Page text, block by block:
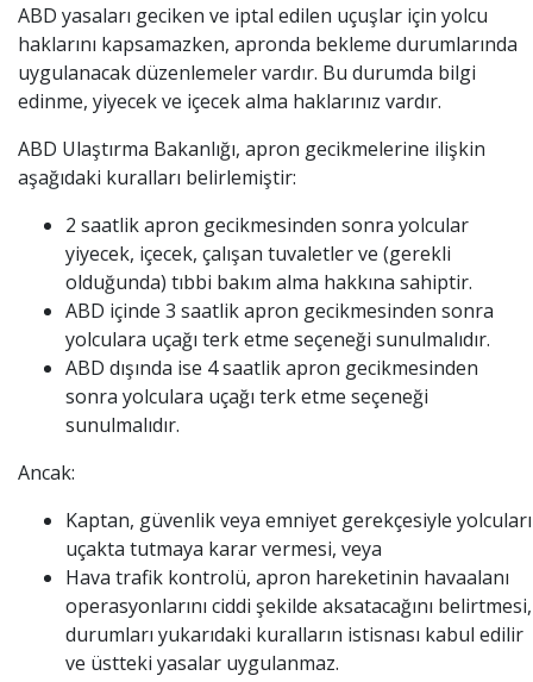
ABD yasaları geciken ve iptal edilen uçuşlar için yolcu
haklarını kapsamazken, apronda bekleme durumlarında
uygulanacak düzenlemeler vardır. Bu durumda bilgi
edinme, yiyecek ve içecek alma haklarınız vardır.
ABD Ulaştırma Bakanlığı, apron gecikmelerine ilişkin
aşağıdaki kuralları belirlemiştir:
2 saatlik apron gecikmesinden sonra yolcular
yiyecek, içecek, çalışan tuvaletler ve (gerekli
olduğunda) tıbbi bakım alma hakkına sahiptir.
ABD içinde 3 saatlik apron gecikmesinden sonra
yolculara uçağı terk etme seçeneği sunulmalıdır.
ABD dışında ise 4 saatlik apron gecikmesinden
sonra yolculara uçağı terk etme seçeneği
sunulmalıdır.
Ancak:
Kaptan, güvenlik veya emniyet gerekçesiyle yolcuları
uçakta tutmaya karar vermesi, veya
Hava trafik kontrolü, apron hareketinin havaalanı
operasyonlarını ciddi şekilde aksatacağını belirtmesi,
durumları yukarıdaki kuralların istisnası kabul edilir
ve üstteki yasalar uygulanmaz.